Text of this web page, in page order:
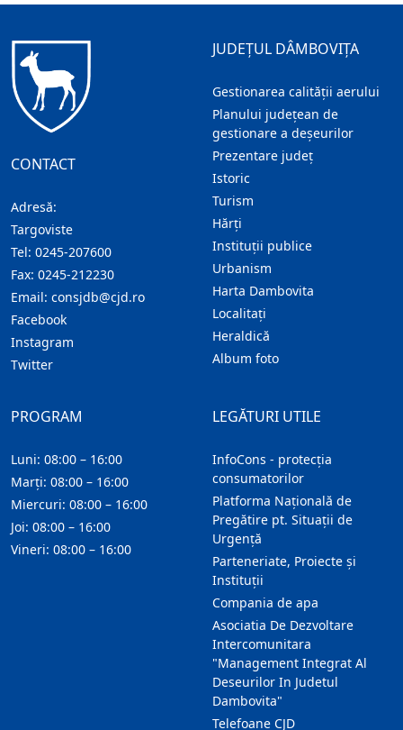
CONTACT
Adresă:
Targoviste
Tel: 0245-207600
Fax: 0245-212230
Email: consjdb@cjd.ro
Facebook
Instagram
Twitter
JUDEȚUL DÂMBOVIȚA
Gestionarea calității aerului
Planului județean de
gestionare a deșeurilor
Prezentare judeţ
Istoric
Turism
Hărţi
Instituţii publice
Urbanism
Harta Dambovita
Localitaţi
Heraldică
Album foto
LEGĂTURI UTILE
InfoCons - protecția
consumatorilor
Platforma Națională de
Pregătire pt. Situații de
Urgență
Parteneriate, Proiecte și
Instituții
Compania de apa
Asociatia De Dezvoltare
Intercomunitara
"Management Integrat Al
Deseurilor In Judetul
Dambovita"
Telefoane CJD
PROGRAM
Luni: 08:00 – 16:00
Marți: 08:00 – 16:00
Miercuri: 08:00 – 16:00
Joi: 08:00 – 16:00
Vineri: 08:00 – 16:00